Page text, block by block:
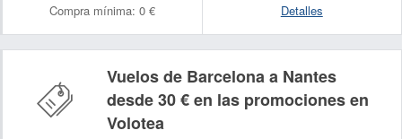
Compra mínima: 0 € Detalles
Vuelos de Barcelona a Nantes
desde 30 € en las promociones en
Volotea